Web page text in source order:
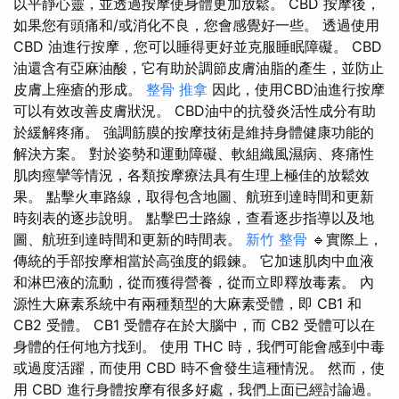
以平靜心靈，並透過按摩使身體更加放鬆。 CBD 按摩後，
如果您有頭痛和/或消化不良，您會感覺好一些。 透過使用
CBD 油進行按摩，您可以睡得更好並克服睡眠障礙。 CBD
油還含有亞麻油酸，它有助於調節皮膚油脂的產生，並防止
皮膚上痤瘡的形成。 整骨 推拿 因此，使用CBD油進行按摩
可以有效改善皮膚狀況。 CBD油中的抗發炎活性成分有助
於緩解疼痛。 強調筋膜的按摩技術是維持身體健康功能的
解決方案。 對於姿勢和運動障礙、軟組織風濕病、疼痛性
肌肉痙攣等情況，各類按摩療法具有生理上極佳的放鬆效
果。 點擊火車路線，取得包含地圖、航班到達時間和更新
時刻表的逐步說明。 點擊巴士路線，查看逐步指導以及地
圖、航班到達時間和更新的時間表。 新竹 整骨 🔹實際上，
傳統的手部按摩相當於高強度的鍛鍊。 它加速肌肉中血液
和淋巴液的流動，從而獲得營養，從而立即釋放毒素。 內
源性大麻素系統中有兩種類型的大麻素受體，即 CB1 和
CB2 受體。 CB1 受體存在於大腦中，而 CB2 受體可以在
身體的任何地方找到。 使用 THC 時，我們可能會感到中毒
或過度活躍，而使用 CBD 時不會發生這種情況。 然而，使
用 CBD 進行身體按摩有很多好處，我們上面已經討論過。